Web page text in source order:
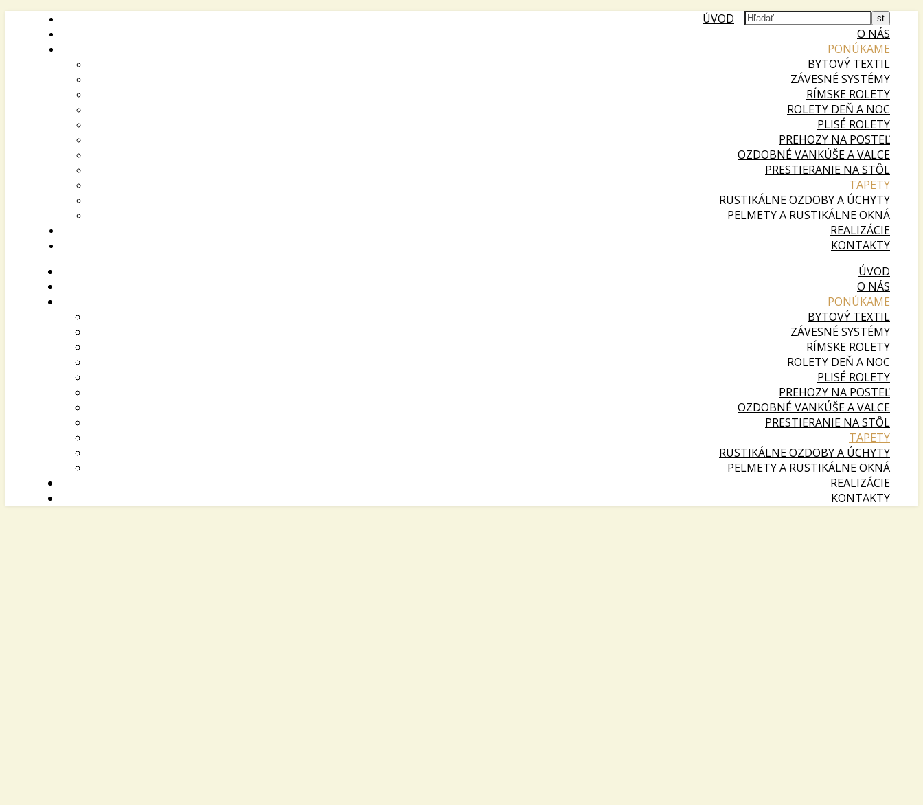
ÚVOD
O NÁS
PONÚKAME
BYTOVÝ TEXTIL
ZÁVESNÉ SYSTÉMY
RÍMSKE ROLETY
ROLETY DEŇ A NOC
PLISÉ ROLETY
PREHOZY NA POSTEĽ
OZDOBNÉ VANKÚŠE A VALCE
PRESTIERANIE NA STÔL
TAPETY
RUSTIKÁLNE OZDOBY A ÚCHYTY
PELMETY A RUSTIKÁLNE OKNÁ
REALIZÁCIE
KONTAKTY
ÚVOD
O NÁS
PONÚKAME
BYTOVÝ TEXTIL
ZÁVESNÉ SYSTÉMY
RÍMSKE ROLETY
ROLETY DEŇ A NOC
PLISÉ ROLETY
PREHOZY NA POSTEĽ
OZDOBNÉ VANKÚŠE A VALCE
PRESTIERANIE NA STÔL
TAPETY
RUSTIKÁLNE OZDOBY A ÚCHYTY
PELMETY A RUSTIKÁLNE OKNÁ
REALIZÁCIE
KONTAKTY